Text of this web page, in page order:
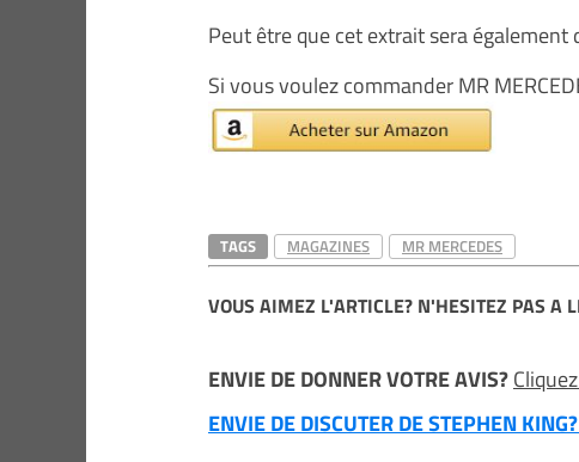
Peut être que cet extrait sera
Si vous voulez commander MR
TAGS MAGAZINES MR MERCEDES
VOUS AIMEZ L'ARTICLE? N'HESITEZ PAS A
ENVIE DE DONNER VOTRE AVIS?
ENVIE DE DISCUTER DE STEPHEN